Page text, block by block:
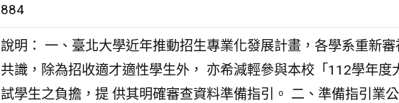
884
說明： 一、臺北大學近年推動招生專業化發展計畫，各學系重新
共識，除為招收適才適性學生外， 亦希減輕參與本校「112學年
試學生之負擔，提 供其明確審查資料準備指引。 二、準備指引業